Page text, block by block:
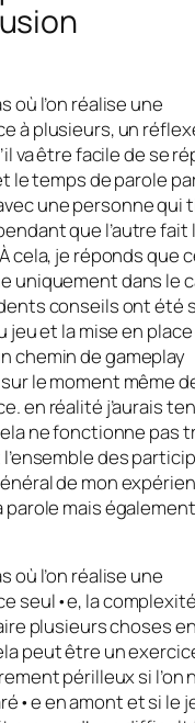
où l’on réalise une
à plusieurs, un
va être facile de se
le temps de parole
une personne qui
que l’autre fait
cela, je réponds que
uniquement dans le
conseils ont été
jeu et la mise en
chemin de gameplay
le moment même
en réalité j’aurais
ne fonctionne pas
l’ensemble des
de mon
parole mais
où l’on réalise une
seul•e, la
plusieurs choses
peut être un
périlleux si l’on
en amont et si le